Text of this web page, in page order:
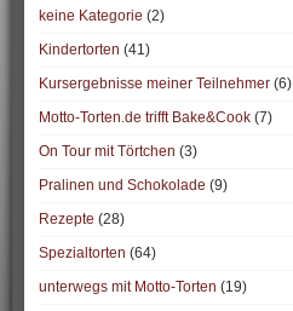
keine Kategorie (2)
Kindertorten (41)
Kursergebnisse meiner Teilnehmer (6)
Motto-Torten.de trifft Bake&Cook (7)
On Tour mit Törtchen (3)
Pralinen und Schokolade (9)
Rezepte (28)
Spezialtorten (64)
unterwegs mit Motto-Torten (19)